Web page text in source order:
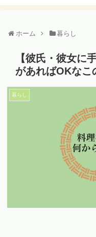
ホーム 暮らし
【彼氏・彼女に
があればOKなこ
暮らし